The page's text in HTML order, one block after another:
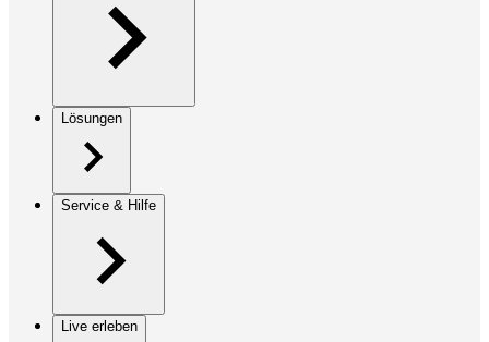
Lösungen
Service & Hilfe
Live erleben